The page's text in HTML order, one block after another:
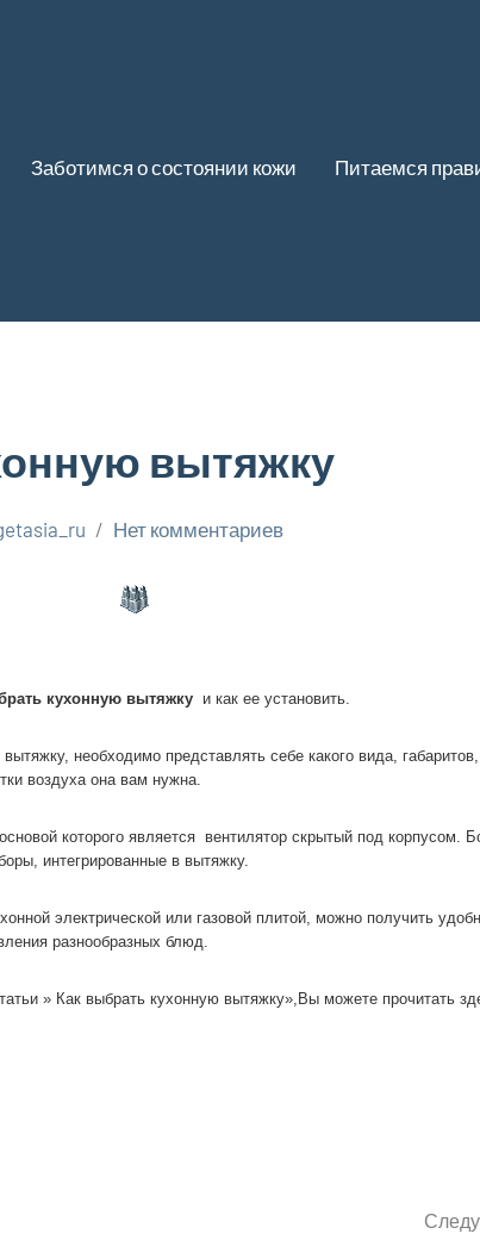
Заботимся о состоянии кожи Питаемся
вытяжку
Нет комментариев
кухонную вытяжку и как ее установить.
необходимо представлять себе какого вида, габаритов,
воздуха она вам нужна.
которого является вентилятор скрытый под корпусом.
интегрированные в вытяжку.
электрической или газовой плитой, можно получить
разнообразных блюд.
» Как выбрать кухонную вытяжку»,Вы можете прочитать